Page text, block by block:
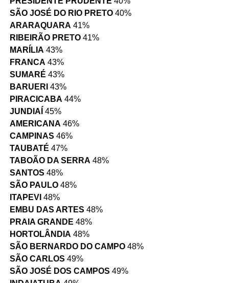
SÃO JOSÉ DO RIO PRETO40%
ARARAQUARA 41%
RIBEIRÃO PRETO41%
MARÍLIA 43%
FRANCA 43%
SUMARÉ 43%
BARUERI 43%
PIRACICABA 44%
JUNDIAÍ 45%
AMERICANA 46%
CAMPINAS 46%
TAUBATÉ 47%
TABOÃO DA SERRA 48%
SANTOS 48%
SÃO PAULO48%
ITAPEVI 48%
EMBU DAS ARTES 48%
PRAIA GRANDE 48%
HORTOLÂNDIA 48%
SÃO BERNARDO DO CAMPO 48%
SÃO CARLOS 49%
SÃO JOSÉ DOS CAMPOS 49%